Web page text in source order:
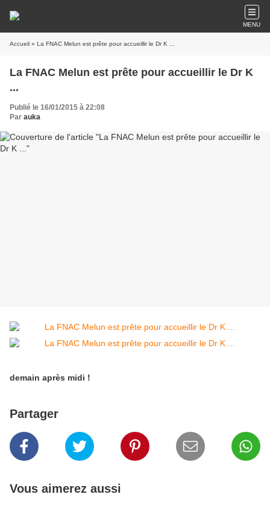
MENU
Accueil » La FNAC Melun est prête pour accueillir le Dr K ...
La FNAC Melun est prête pour accueillir le Dr K
...
Publié le 16/01/2015 à 22:08
Par auka
demain après midi !
Partager
Vous aimerez aussi